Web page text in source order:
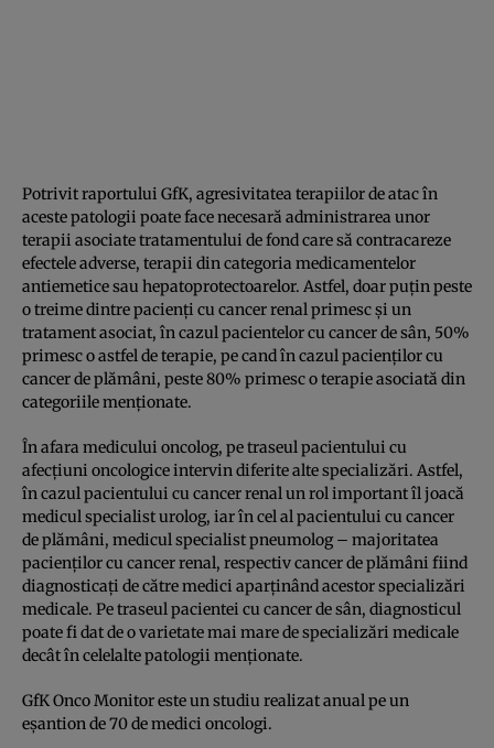
Potrivit raportului GfK, agresivitatea terapiilor de atac în
aceste patologii poate face necesară administrarea unor
terapii asociate tratamentului de fond care să contracareze
efectele adverse, terapii din categoria medicamentelor
antiemetice sau hepatoprotectoarelor. Astfel, doar puţin peste
o treime dintre pacienţi cu cancer renal primesc şi un
tratament asociat, în cazul pacientelor cu cancer de sân, 50%
primesc o astfel de terapie, pe cand în cazul pacienţilor cu
cancer de plămâni, peste 80% primesc o terapie asociată din
categoriile menţionate.
În afara medicului oncolog, pe traseul pacientului cu
afecţiuni oncologice intervin diferite alte specializări. Astfel,
în cazul pacientului cu cancer renal un rol important îl joacă
medicul specialist urolog, iar în cel al pacientului cu cancer
de plămâni, medicul specialist pneumolog – majoritatea
pacienţilor cu cancer renal, respectiv cancer de plămâni fiind
diagnosticaţi de către medici aparţinând acestor specializări
medicale. Pe traseul pacientei cu cancer de sân, diagnosticul
poate fi dat de o varietate mai mare de specializări medicale
decât în celelalte patologii menţionate.
GfK Onco Monitor este un studiu realizat anual pe un
eşantion de 70 de medici oncologi.